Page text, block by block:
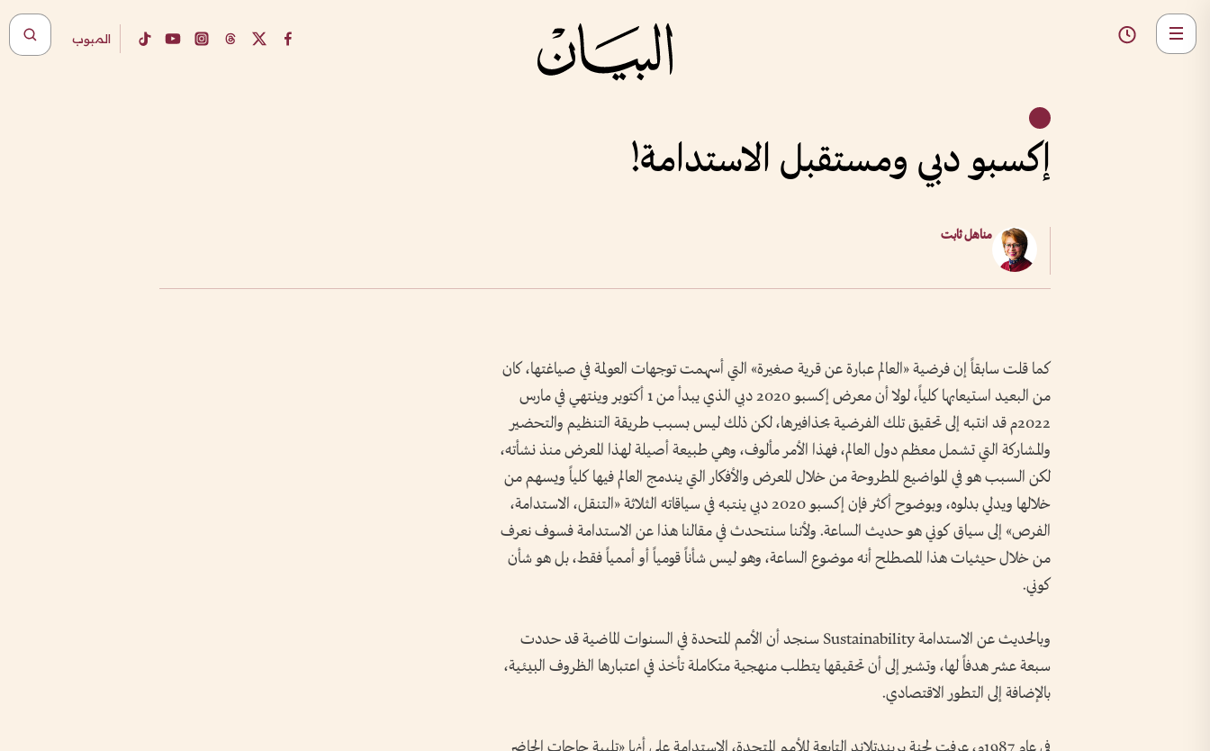
المبوب
إكسبو دبي ومستقبل الاستدامة!
مناهل ثابت
كما قلت سابقاً إن فرضية «العالم عبارة عن قرية صغيرة» التي أسهمت توجهات العولمة في صياغتها، كان
من البعيد استيعابها كلياً، لولا أن معرض إكسبو 2020 دبي الذي يبدأ من 1 أكتوبر وينتهي في مارس
2022م قد انتبه إلى تحقيق تلك الفرضية بحذافيرها، لكن ذلك ليس بسبب طريقة التنظيم والتحضير
والمشاركة التي تشمل معظم دول العالم، فهذا الأمر مألوف، وهي طبيعة أصيلة لهذا المعرض منذ نشأته،
لكن السبب هو في المواضيع المطروحة من خلال المعرض والأفكار التي يندمج العالم فيها كلياً ويسهم من
خلالها ويدلي بدلوه، وبوضوح أكثر فإن إكسبو 2020 دبي ينتبه في سياقاته الثلاثة «التنقل، الاستدامة،
الفرص» إلى سياق كوني هو حديث الساعة. ولأننا سنتحدث في مقالنا هذا عن الاستدامة فسوف نعرف
من خلال حيثيات هذا المصطلح أنه موضوع الساعة، وهو ليس شأناً قومياً أو أممياً فقط، بل هو شأن
كوني.
وبالحديث عن الاستدامة Sustainability سنجد أن الأمم المتحدة في السنوات الماضية قد حددت
سبعة عشر هدفاً لها، وتشير إلى أن تحقيقها يتطلب منهجية متكاملة تأخذ في اعتبارها الظروف البيئية،
بالإضافة إلى التطور الاقتصادي.